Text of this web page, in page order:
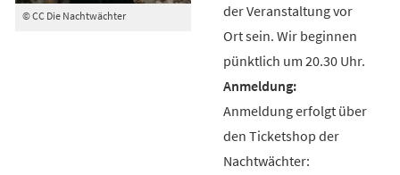
© CC Die Nachtwächter
der Veranstaltung vor
Ort sein. Wir beginnen
pünktlich um 20.30 Uhr.
Anmeldung erfolgt über
den Ticketshop der
Nachtwächter: